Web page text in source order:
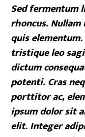
Sed fermentum
rhoncus. Nullam
quis
tristique leo
dictum
potenti. Cras
porttitor ac,
ipsum dolor sit
elit. Integer